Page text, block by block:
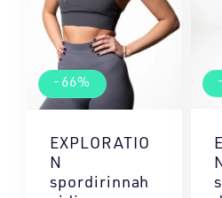
-66%
EXPLORATIO
N
spordirinnah